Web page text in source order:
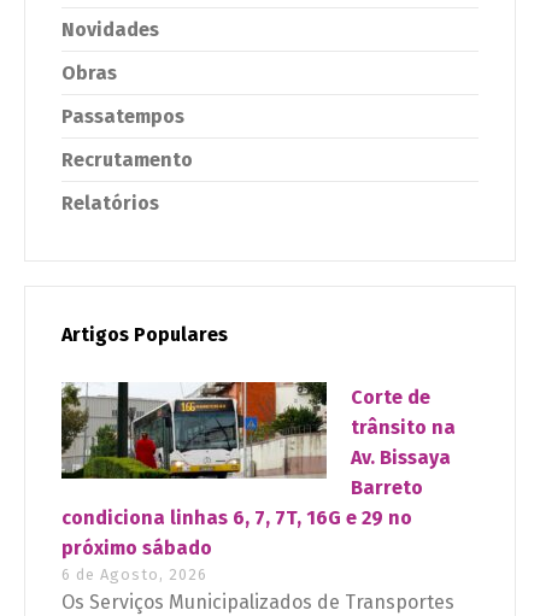
Novidades
Obras
Passatempos
Recrutamento
Relatórios
Artigos Populares
Corte de
trânsito na
Av. Bissaya
Barreto
condiciona linhas 6, 7, 7T, 16G e 29 no
próximo sábado
6 de Agosto, 2026
Os Serviços Municipalizados de Transportes